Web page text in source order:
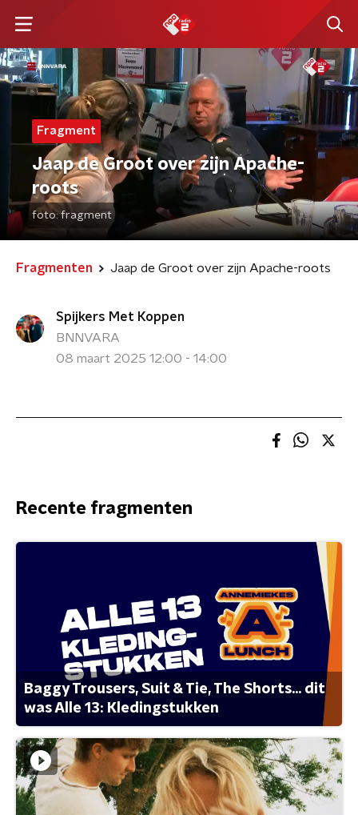
Fragment
Jaap de Groot over zijn Apache-
roots
foto:fragment
Fragmenten Jaap de Groot over zijn Apache-roots
Spijkers Met Koppen
BNNVARA
08 maart 2025 12:00 - 14:00
Recente fragmenten
Baggy Trousers, Suit & Tie, The Shorts... dit
was Alle 13: Kledingstukken